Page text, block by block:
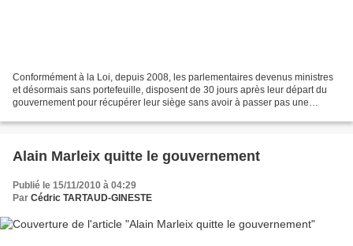
Conformément à la Loi, depuis 2008, les parlementaires devenus ministres
et désormais sans portefeuille, disposent de 30 jours après leur départ du
gouvernement pour récupérer leur siège sans avoir à passer pas une
Alain Marleix quitte le gouvernement
Publié le 15/11/2010 à 04:29
Par Cédric TARTAUD-GINESTE